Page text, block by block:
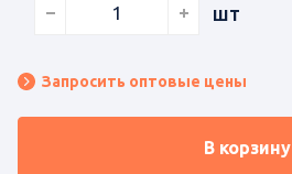
шт
Запросить оптовые цены
В корзину